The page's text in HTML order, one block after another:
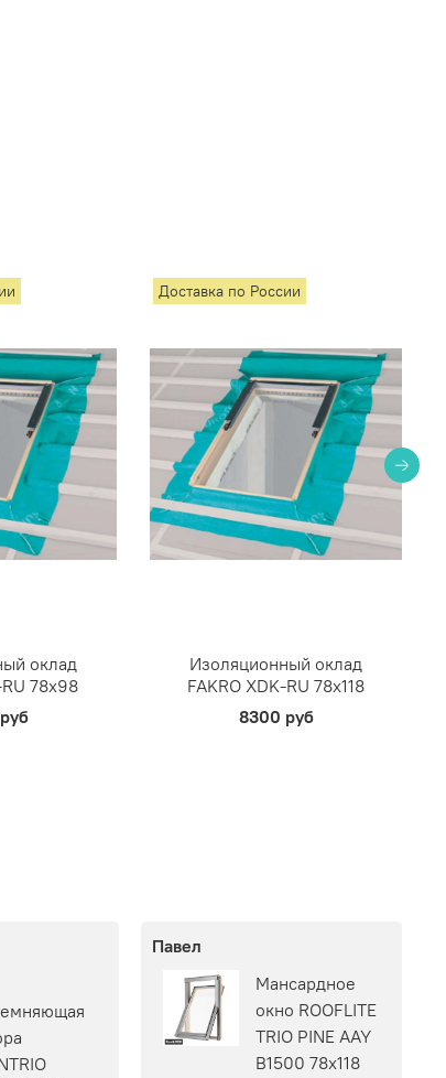
оклад
78х98
Доставка по России
Изоляционный оклад
FAKRO XDK-RU 78х118
8300 руб
Павел
Мансардное
окно ROOFLITE
TRIO PINE AAY
B1500 78х118